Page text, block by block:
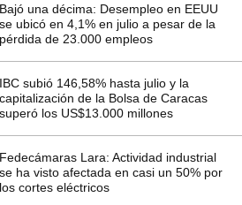
una décima: Desempleo en EEUU
ubicó en 4,1% en julio a pesar de la
de 23.000 empleos
subió 146,58% hasta julio y la
de la Bolsa de Caracas
los US$13.000 millones
Lara: Actividad industrial
ha visto afectada en casi un 50% por
cortes eléctricos